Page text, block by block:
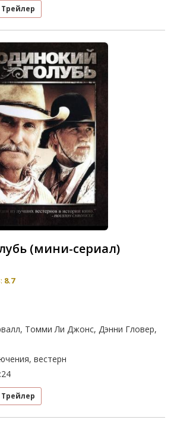
Трейлер
(мини-сериал)
8.7
Томми Ли Джонс, Дэнни Гловер,
вестерн
Трейлер